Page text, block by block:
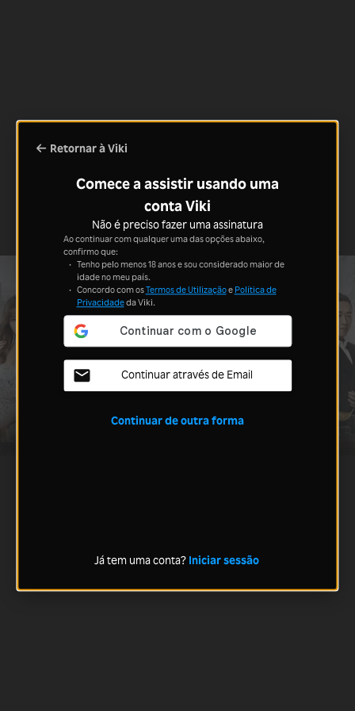
Retornar à Viki
Comece a assistir usando uma
conta Viki
Não é preciso fazer uma assinatura
Ao continuar com qualquer uma das opções abaixo,
confirmo que:
Tenho pelo menos 18 anos e sou considerado maior de
idade no meu país.
Concordo com osTermos de Utilizaçãoe Política de
Privacidadeda Viki.
Continuar através de Email
Continuar de outra forma
Já tem uma conta? Iniciar sessão